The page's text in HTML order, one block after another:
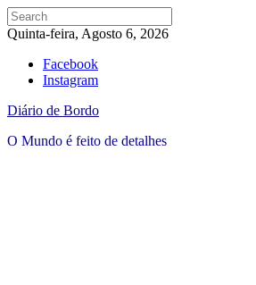
Quinta-feira, Agosto 6, 2026
Facebook
Instagram
Diário de Bordo
O Mundo é feito de detalhes